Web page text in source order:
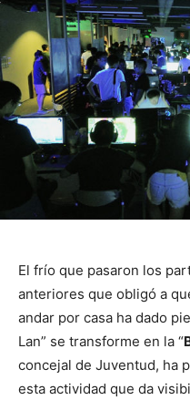
El frío que pasaron los
anteriores que obligó a
andar por casa ha dado
Lan” se transforme en la “
concejal de Juventud, ha
esta actividad que da